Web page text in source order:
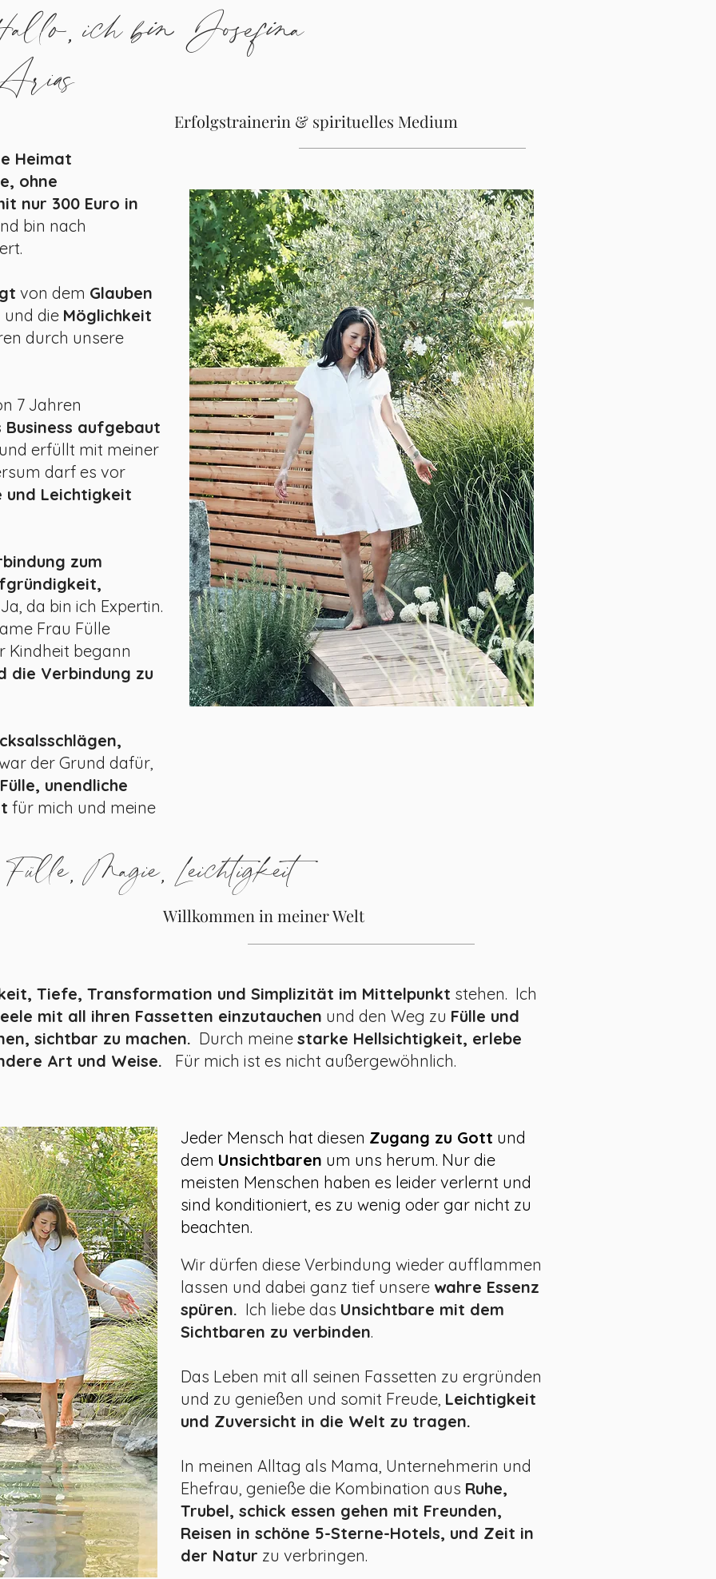
ich bin Josefina
Erfolgstrainerin & spirituelles Medium
Heimat
ohne
nur 300 Euro in
bin nach
von dem Glauben
und die Möglichkeit
durch unsere
7 Jahren
aufgebaut
erfüllt mit meiner
darf es vor
und Leichtigkeit
zum
da bin ich Expertin.
Frau Fülle
Kindheit begann
die Verbindung zu
der Grund dafür,
unendliche
für mich und meine
Fülle, Magie, Leichtigkeit
Willkommen in meiner Welt
Tiefe, Transformation und Simplizität im Mittelpunkt stehen. Ich
mit all ihren Fassetten einzutauchen und den Weg zu Fülle und
sichtbar zu machen. Durch meine starke Hellsichtigkeit, erlebe
Art und Weise.
Für mich ist es nicht außergewöhnlich.
Jeder Mensch hat diesen Zugang zu Gott und
dem Unsichtbaren um uns herum. Nur die
meisten Menschen haben es leider verlernt und
sind konditioniert, es zu wenig oder gar nicht zu
beachten.
Wir dürfen diese Verbindung wieder aufflammen
lassen und dabei ganz tief unsere wahre Essenz
spüren. Ich liebe das Unsichtbare mit dem
Sichtbaren zu verbinden.
Das Leben mit all seinen Fassetten zu ergründen
und zu genießen und somit Freude, Leichtigkeit
und Zuversicht in die Welt zu tragen.
In meinen Alltag als Mama, Unternehmerin und
Ehefrau, genieße die Kombination aus Ruhe,
Trubel, schick essen gehen mit Freunden,
Reisen in schöne 5-Sterne-Hotels, und Zeit in
der Natur zu verbringen.